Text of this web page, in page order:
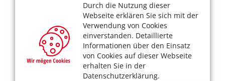
Durch die Nutzung dieser
Webseite erklären Sie sich mit der
Verwendung von Cookies
einverstanden. Detaillierte
Informationen über den Einsatz
von Cookies auf dieser Webseite
erhalten Sie in der
Datenschutzerklärung.